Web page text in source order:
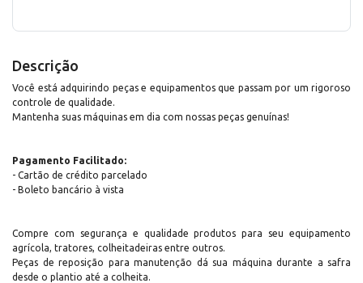
Descrição
Você está adquirindo peças e equipamentos que passam por um rigoroso
controle de qualidade.
Mantenha suas máquinas em dia com nossas peças genuínas!
Pagamento Facilitado:
- Cartão de crédito parcelado
- Boleto bancário à vista
Compre com segurança e qualidade produtos para seu equipamento
agrícola, tratores, colheitadeiras entre outros.
Peças de reposição para manutenção dá sua máquina durante a safra
desde o plantio até a colheita.